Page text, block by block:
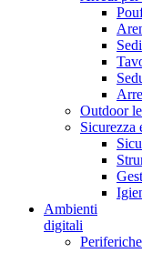
Outdoor
Sicurezza
Ambienti
digitali